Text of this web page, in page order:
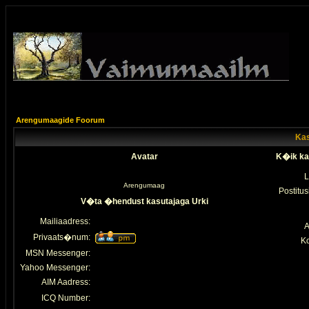
Arengumaagide Foorum
Avatar
K�ik
Arengumaag
V�ta �hendust kasutajaga Urki
Mailiaadress:
Privaats�num:
MSN Messenger:
Yahoo Messenger:
AIM Aadress:
ICQ Number: